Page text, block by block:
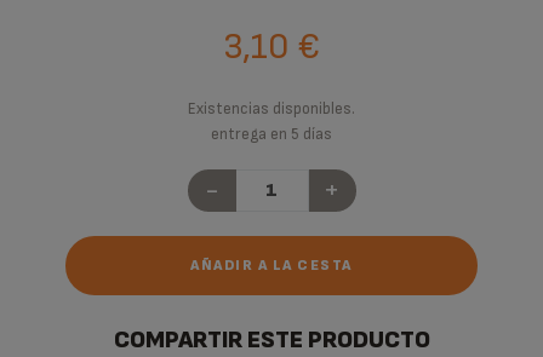
3,10 €
Existencias disponibles.
entrega en 5 días
- +
AÑADIR A LA CESTA
COMPARTIR ESTE PRODUCTO